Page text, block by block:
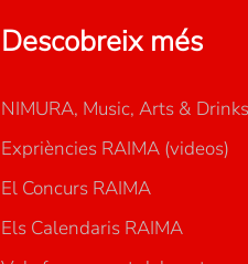
Descobreix més
NIMURA, Music, Arts & Drinks
Expriències RAIMA (videos)
El Concurs RAIMA
Els Calendaris RAIMA